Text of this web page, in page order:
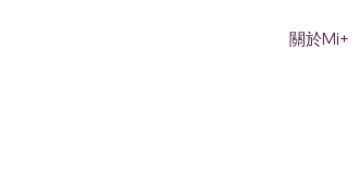
關於Mi+